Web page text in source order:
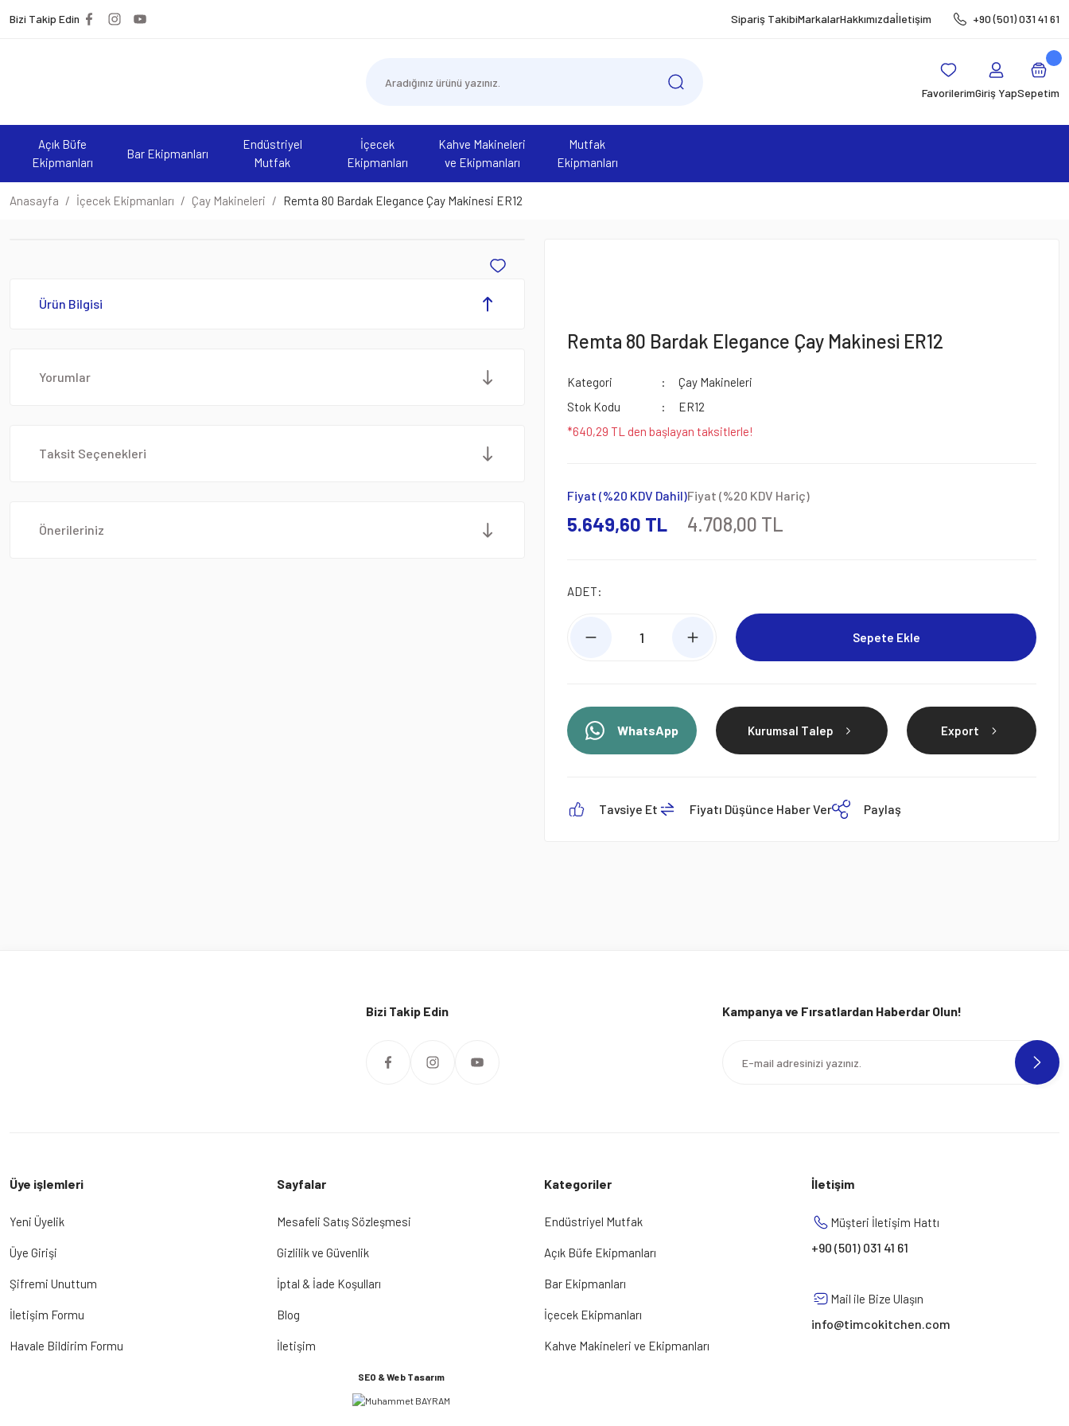
Bizi Takip Edin Sipariş TakibiMarkalarHakkımızdaİletişim +90 (501) 031 41 61
FavorilerimGiriş YapSepetim
Açık Büfe
Ekipmanları
Bar Ekipmanları
Endüstriyel
Mutfak
İçecek
Ekipmanları
Kahve Makineleri
ve Ekipmanları
Mutfak
Ekipmanları
Anasayfa İçecek Ekipmanları Çay Makineleri Remta 80 Bardak Elegance Çay Makinesi ER12
Ürün Bilgisi
Yorumlar
Taksit Seçenekleri
Önerileriniz
Remta 80 Bardak Elegance Çay Makinesi ER12
Kategori
Çay Makineleri
Stok Kodu
ER12
*640,29 TL den başlayan taksitlerle!
Fiyat (%20 KDV Dahil)
5.649,60 TL
Fiyat (%20 KDV Hariç)
4.708,00 TL
ADET:
Sepete Ekle
WhatsApp Kurumsal Talep Export
Tavsiye Et Fiyatı Düşünce Haber Ver Paylaş
Bizi Takip Edin Kampanya ve Fırsatlardan Haberdar Olun!
Üye işlemleri
Yeni Üyelik
Üye Girişi
Şifremi Unuttum
İletişim Formu
Havale Bildirim Formu
Sayfalar
Mesafeli Satış Sözleşmesi
Gizlilik ve Güvenlik
İptal & İade Koşulları
Blog
İletişim
Kategoriler
Endüstriyel Mutfak
Açık Büfe Ekipmanları
Bar Ekipmanları
İçecek Ekipmanları
Kahve Makineleri ve Ekipmanları
SEO & Web Tasarım
İletişim
Müşteri İletişim Hattı
+90 (501) 031 41 61
Mail ile Bize Ulaşın
info@timcokitchen.com